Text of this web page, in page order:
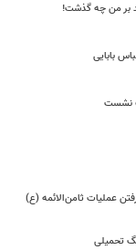
بر من چه گذشت!
بابایی
نشست
عملیات ثامن‌الائمه (ع)
تحمیلی